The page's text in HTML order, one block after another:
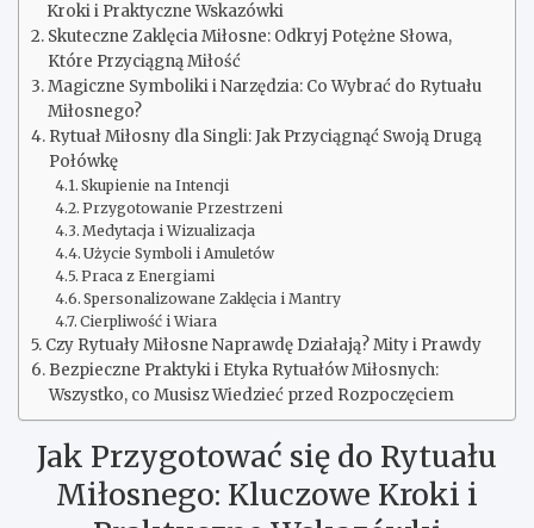
Kroki i Praktyczne Wskazówki
Skuteczne Zaklęcia Miłosne: Odkryj Potężne Słowa,
Które Przyciągną Miłość
Magiczne Symboliki i Narzędzia: Co Wybrać do Rytuału
Miłosnego?
Rytuał Miłosny dla Singli: Jak Przyciągnąć Swoją Drugą
Połówkę
Skupienie na Intencji
Przygotowanie Przestrzeni
Medytacja i Wizualizacja
Użycie Symboli i Amuletów
Praca z Energiami
Spersonalizowane Zaklęcia i Mantry
Cierpliwość i Wiara
Czy Rytuały Miłosne Naprawdę Działają? Mity i Prawdy
Bezpieczne Praktyki i Etyka Rytuałów Miłosnych:
Wszystko, co Musisz Wiedzieć przed Rozpoczęciem
Jak Przygotować się do Rytuału
Miłosnego: Kluczowe Kroki i